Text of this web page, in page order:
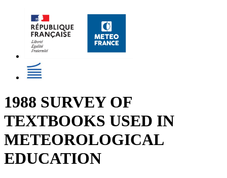
1988 SURVEY OF
TEXTBOOKS USED IN
METEOROLOGICAL
EDUCATION